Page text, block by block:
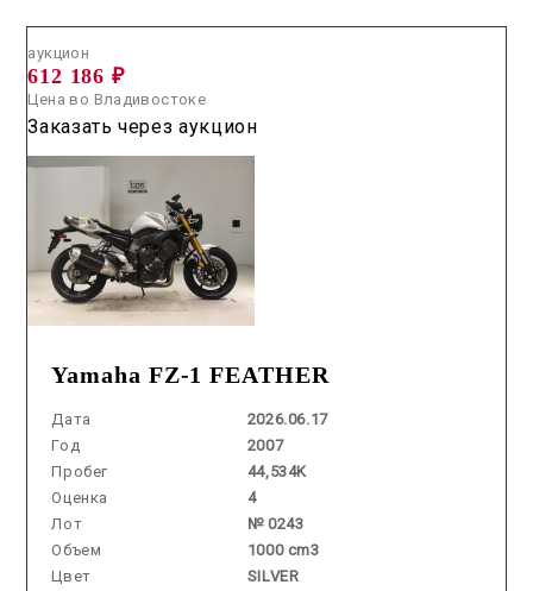
Yamaha FZ-1 FEATHER
Дата
2026.06.17
Год
2007
Пробег
44,534K
Оценка
4
Лот
№ 0243
Объем
1000 cm3
Цвет
SILVER
аукцион
612 186 ₽
Цена во Владивостоке
Заказать через аукцион